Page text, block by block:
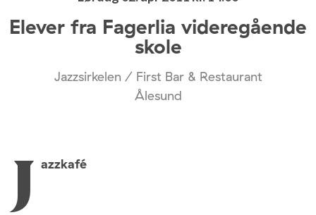
Elever fra Fagerlia videregående
skole
Jazzsirkelen / First Bar & Restaurant
Ålesund
J azzkafé